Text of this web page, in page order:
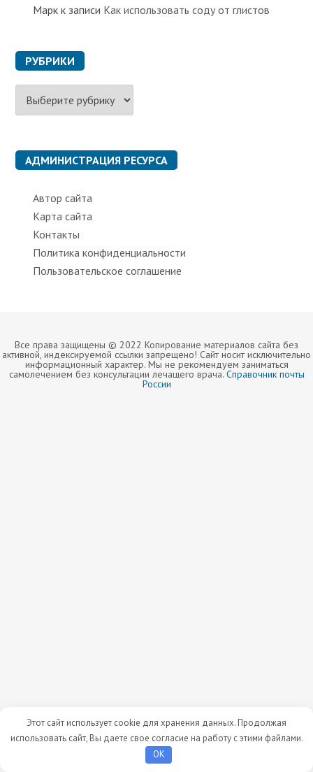
Марк к записи Как использовать соду от глистов
РУБРИКИ
Р
б
к
и АДМИНИСТРАЦИЯ РЕСУРСА
Автор сайта
Карта сайта
Контакты
Политика конфиденциальности
Пользовательское соглашение
Все права защищены © 2022 Копирование материалов сайта без
активной, индексируемой ссылки запрещено! Сайт носит исключительно
информационный характер. Мы не рекомендуем заниматься
самолечением без консультации лечащего врача.Справочник почты
России
Этот сайт использует cookie для хранения данных. Продолжая
использовать сайт, Вы даете свое согласие на работу с этими файлами.
OK